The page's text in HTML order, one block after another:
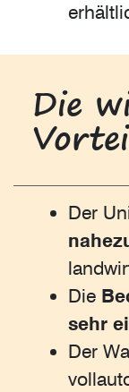
Die
Der
Die
sehr
Der